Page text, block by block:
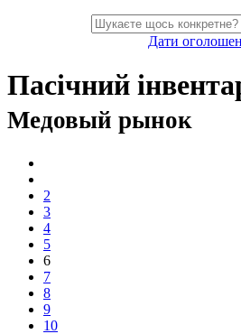
Дати
Пасічний
Медовый рынок
2
3
4
5
6
7
8
9
10